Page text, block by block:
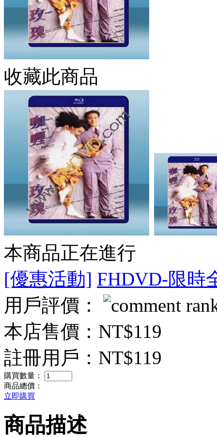
收藏此商品
本商品正在進行
[優惠活動] FHDVD-限時
用戶評價：
本店售價： NT$119
註冊用戶： NT$119
購買數量：
商品總價：
立即購買
商品描述